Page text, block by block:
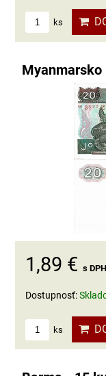
ks
Myanmarsko
1,89 € s DPH
Dostupnosť:
ks